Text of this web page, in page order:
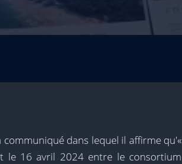
communiqué dans lequel il affirme qu'«
le 16 avril 2024 entre le consortium